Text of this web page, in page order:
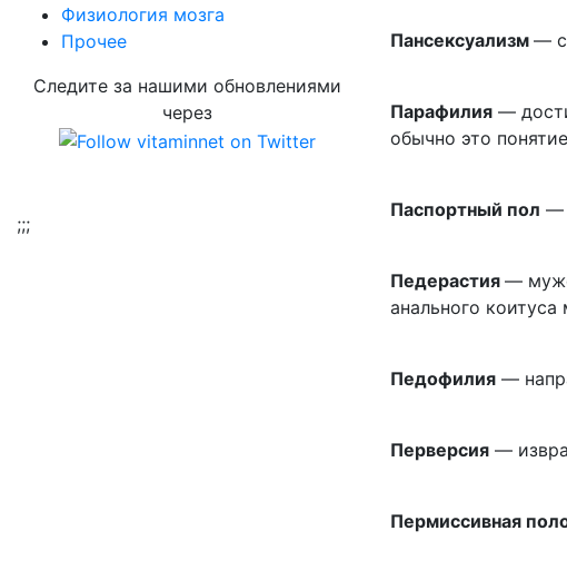
Физиология мозга
Прочее
Следите за нашими обновлениями
через
;;;
Пансексуализм —
Парафилия —
обычно это
Паспортный пол —
Педерастия —
анального
Педофилия —
Перверсия —
Пермиссивная